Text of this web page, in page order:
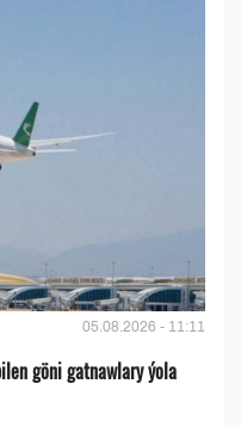
05.08.2026 - 11:11
göni gatnawlary ýola